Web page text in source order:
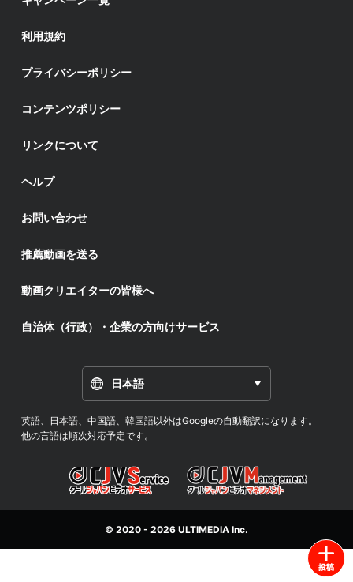
利用規約
プライバシーポリシー
コンテンツポリシー
リンクについて
ヘルプ
お問い合わせ
推薦動画を送る
動画クリエイターの皆様へ
自治体（行政）・企業の方向けサービス
日本語
英語、日本語、中国語、韓国語以外はGoogleの自動翻訳になります。
他の言語は順次対応予定です。
© 2020 - 2026 ULTIMEDIA Inc.